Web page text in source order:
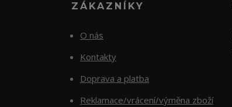
ZÁKAZNÍKY
O nás
Kontakty
Doprava a platba
Reklamace/vrácení/výměna zboží